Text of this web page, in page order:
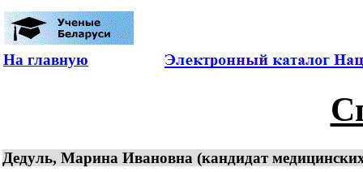
На главную
Дедуль, Марина Ивановна (кандидат